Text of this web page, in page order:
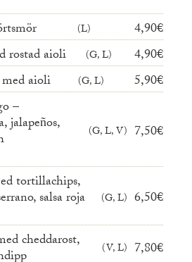
L
4,90€
rostad aioli
G, L
4,90€
aioli
G, L
5,90€
–
jalapeños, G, L, V 7,50€
tortillachips,
salsa roja G, L
6,50€
cheddarost,
V, L 7,80€